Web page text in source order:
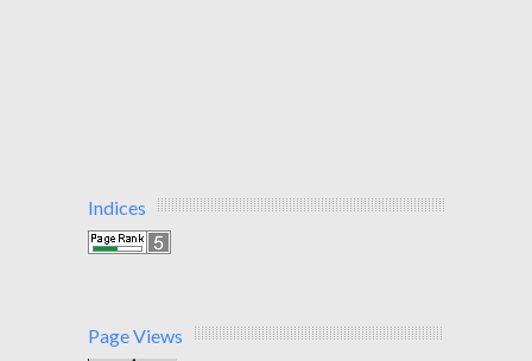
Indices
Page Views